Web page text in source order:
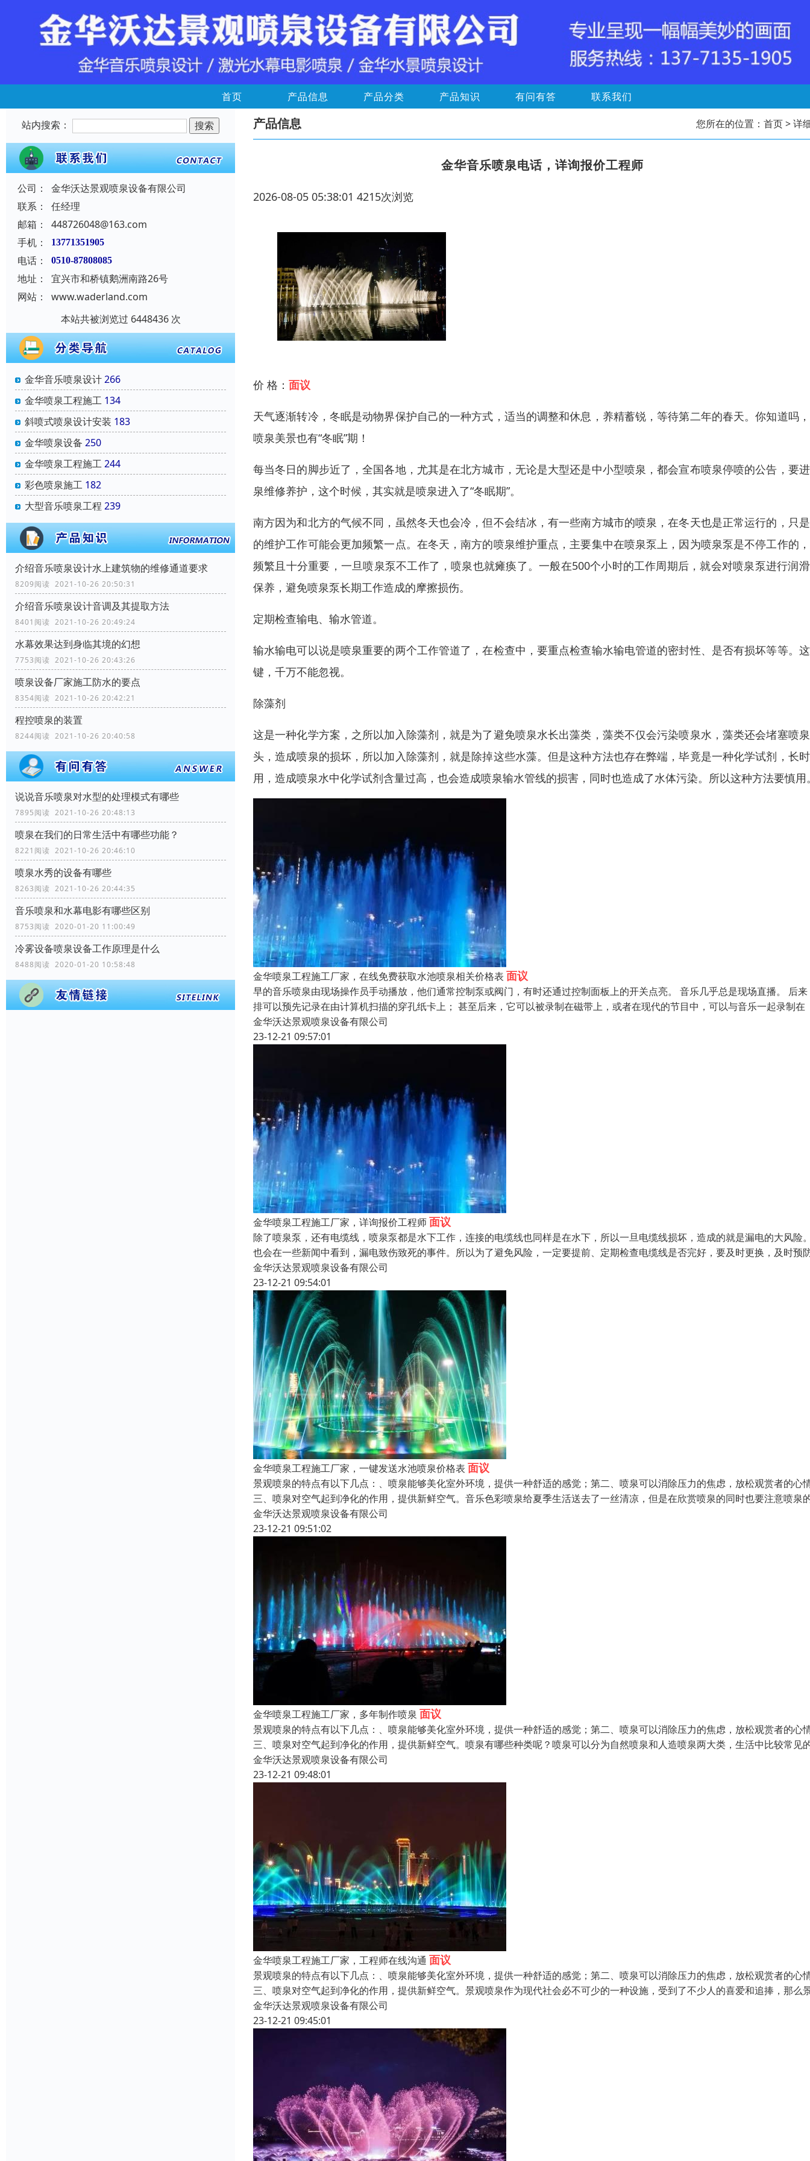
首页 产品信息 产品分类 产品知识 有问有答 联系我们
站内搜索：
公司：
金华沃达景观喷泉设备有限公司
联系：
任经理
邮箱：
448726048@163.com
手机：
13771351905
电话： 0510-87808085
地址：
宜兴市和桥镇鹅洲南路26号
网站：
www.waderland.com
本站共被浏览过 6448436 次
金华音乐喷泉设计266
金华喷泉工程施工 134
斜喷式喷泉设计安装 183
金华喷泉设备 250
金华喷泉工程施工244
彩色喷泉施工 182
大型音乐喷泉工程 239
介绍音乐喷泉设计水上建筑物的维修通道要求
8209阅读 2021-10-26 20:50:31
介绍音乐喷泉设计音调及其提取方法
8401阅读 2021-10-26 20:49:24
水幕效果达到身临其境的幻想
7753阅读 2021-10-26 20:43:26
喷泉设备厂家施工防水的要点
8354阅读 2021-10-26 20:42:21
程控喷泉的装置
8244阅读 2021-10-26 20:40:58
说说音乐喷泉对水型的处理模式有哪些
7895阅读 2021-10-26 20:48:13
喷泉在我们的日常生活中有哪些功能？
8221阅读 2021-10-26 20:46:10
喷泉水秀的设备有哪些
8263阅读 2021-10-26 20:44:35
音乐喷泉和水幕电影有哪些区别
8753阅读 2020-01-20 11:00:49
冷雾设备喷泉设备工作原理是什么
8488阅读 2020-01-20 10:58:48
产品信息 您所在的位置： 首页> 详
金华音乐喷泉电话，详询报价工程师
2026-08-05 05:38:01 4215次浏览
价 格： 面议
天气逐渐转冷，冬眠是动物界保护自己的一种方式，适当的调整和休息，养精蓄锐，等待第二年的春天。你知道吗
喷泉美景也有“冬眠”期！
每当冬日的脚步近了，全国各地，尤其是在北方城市，无论是大型还是中小型喷泉，都会宣布喷泉停喷的公告，要
泉维修养护，这个时候，其实就是喷泉进入了“冬眠期”。
南方因为和北方的气候不同，虽然冬天也会冷，但不会结冰，有一些南方城市的喷泉，在冬天也是正常运行的，只
的维护工作可能会更加频繁一点。在冬天，南方的喷泉维护重点，主要集中在喷泉泵上，因为喷泉泵是不停工作的
频繁且十分重要，一旦喷泉泵不工作了，喷泉也就瘫痪了。一般在500个小时的工作周期后，就会对喷泉泵进行润
保养，避免喷泉泵长期工作造成的摩擦损伤。
定期检查输电、输水管道。
输水输电可以说是喷泉重要的两个工作管道了，在检查中，要重点检查输水输电管道的密封性、是否有损坏等等。
键，千万不能忽视。
除藻剂
这是一种化学方案，之所以加入除藻剂，就是为了避免喷泉水长出藻类，藻类不仅会污染喷泉水，藻类还会堵塞喷
头，造成喷泉的损坏，所以加入除藻剂，就是除掉这些水藻。但是这种方法也存在弊端，毕竟是一种化学试剂，长
用，造成喷泉水中化学试剂含量过高，也会造成喷泉输水管线的损害，同时也造成了水体污染。所以这种方法要慎用
金华喷泉工程施工厂家，在线免费获取水池喷泉相关价格表 面议
早的音乐喷泉由现场操作员手动播放，他们通常控制泵或阀门，有时还通过控制面板上的开关点亮。 音乐几乎总是现场直播。 后
排可以预先记录在由计算机扫描的穿孔纸卡上； 甚至后来，它可以被录制在磁带上，或者在现代的节目中，可以与音乐一起录制在
金华沃达景观喷泉设备有限公司
23-12-21 09:57:01
金华喷泉工程施工厂家，详询报价工程师面议
除了喷泉泵，还有电缆线，喷泉泵都是水下工作，连接的电缆线也同样是在水下，所以一旦电缆线损坏，造成的就是漏电的大风险
也会在一些新闻中看到，漏电致伤致死的事件。所以为了避免风险，一定要提前、定期检查电缆线是否完好，要及时更换，及时预
金华沃达景观喷泉设备有限公司
23-12-21 09:54:01
金华喷泉工程施工厂家，一键发送水池喷泉价格表 面议
景观喷泉的特点有以下几点：、喷泉能够美化室外环境，提供一种舒适的感觉；第二、喷泉可以消除压力的焦虑，放松观赏者的心
三、喷泉对空气起到净化的作用，提供新鲜空气。音乐色彩喷泉给夏季生活送去了一丝清凉，但是在欣赏喷泉的同时也要注意喷泉
金华沃达景观喷泉设备有限公司
23-12-21 09:51:02
金华喷泉工程施工厂家，多年制作喷泉 面议
景观喷泉的特点有以下几点：、喷泉能够美化室外环境，提供一种舒适的感觉；第二、喷泉可以消除压力的焦虑，放松观赏者的心
三、喷泉对空气起到净化的作用，提供新鲜空气。喷泉有哪些种类呢？喷泉可以分为自然喷泉和人造喷泉两大类，生活中比较常见
金华沃达景观喷泉设备有限公司
23-12-21 09:48:01
金华喷泉工程施工厂家，工程师在线沟通 面议
景观喷泉的特点有以下几点：、喷泉能够美化室外环境，提供一种舒适的感觉；第二、喷泉可以消除压力的焦虑，放松观赏者的心
三、喷泉对空气起到净化的作用，提供新鲜空气。景观喷泉作为现代社会必不可少的一种设施，受到了不少人的喜爱和追捧，那么
金华沃达景观喷泉设备有限公司
23-12-21 09:45:01